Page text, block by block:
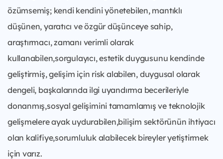
özümsemiş; kendi kendini yönetebilen, mantıklı
düşünen, yaratıcı ve özgür düşünceye sahip,
araştırmacı, zamanı verimli olarak
kullanabilen,sorgulayıcı, estetik duygusunu kendinde
geliştirmiş, gelişim için risk alabilen, duygusal olarak
dengeli, başkalarında ilgi uyandırma becerileriyle
donanmış,sosyal gelişimini tamamlamış ve teknolojik
gelişmelere ayak uydurabilen,bilişim sektörünün ihtiyacı
olan kalifiye,sorumluluk alabilecek bireyler yetiştirmek
için varız.